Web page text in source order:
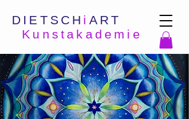
DIETSCH i ART
Kunstakademie